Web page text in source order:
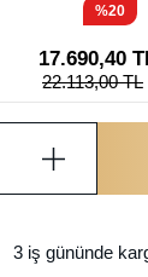
%20
17.690,40
22.113,00TL
3 iş gününde